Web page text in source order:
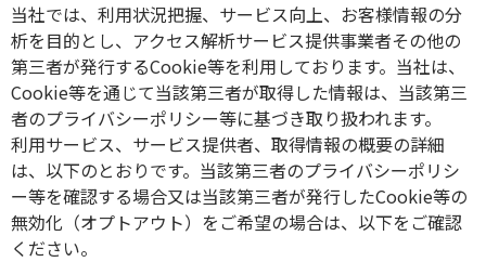
当社では、利用状況把握、サービス向上、お客様情報の分
析を目的とし、アクセス解析サービス提供事業者その他の
第三者が発行するCookie等を利用しております。当社は、
Cookie等を通じて当該第三者が取得した情報は、当該第三
者のプライバシーポリシー等に基づき取り扱われます。
利用サービス、サービス提供者、取得情報の概要の詳細
は、以下のとおりです。当該第三者のプライバシーポリシ
ー等を確認する場合又は当該第三者が発行したCookie等の
無効化（オプトアウト）をご希望の場合は、以下をご確認
ください。